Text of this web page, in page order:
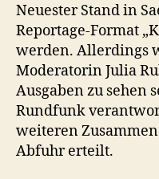
Neuester Stand in
Reportage-Format
werden. Allerdings
Moderatorin Julia
Ausgaben zu sehen
Rundfunk
weiteren
Abfuhr erteilt.